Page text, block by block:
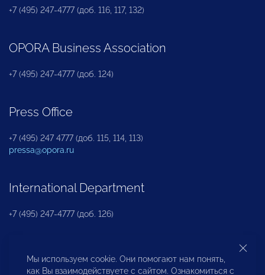
+7 (495) 247-4777 (доб. 116, 117, 132)
OPORA Business Association
+7 (495) 247-4777 (доб. 124)
Press Office
+7 (495) 247 4777 (доб. 115, 114, 113)
pressa@opora.ru
International Department
+7 (495) 247-4777 (доб. 126)
Business and Investment Rights Protection
Department
Мы используем cookie. Они помогают нам понять,
как Вы взаимодействуете с сайтом. Ознакомиться с